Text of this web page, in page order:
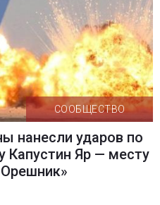
СООБЩЕСТВО
нанесли ударов по
Капустин Яр — месту